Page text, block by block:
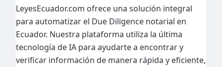
LeyesEcuador.com ofrece una solución integral
para automatizar el Due Diligence notarial en
Ecuador. Nuestra plataforma utiliza la última
tecnología de IA para ayudarte a encontrar y
verificar información de manera rápida y eficiente,